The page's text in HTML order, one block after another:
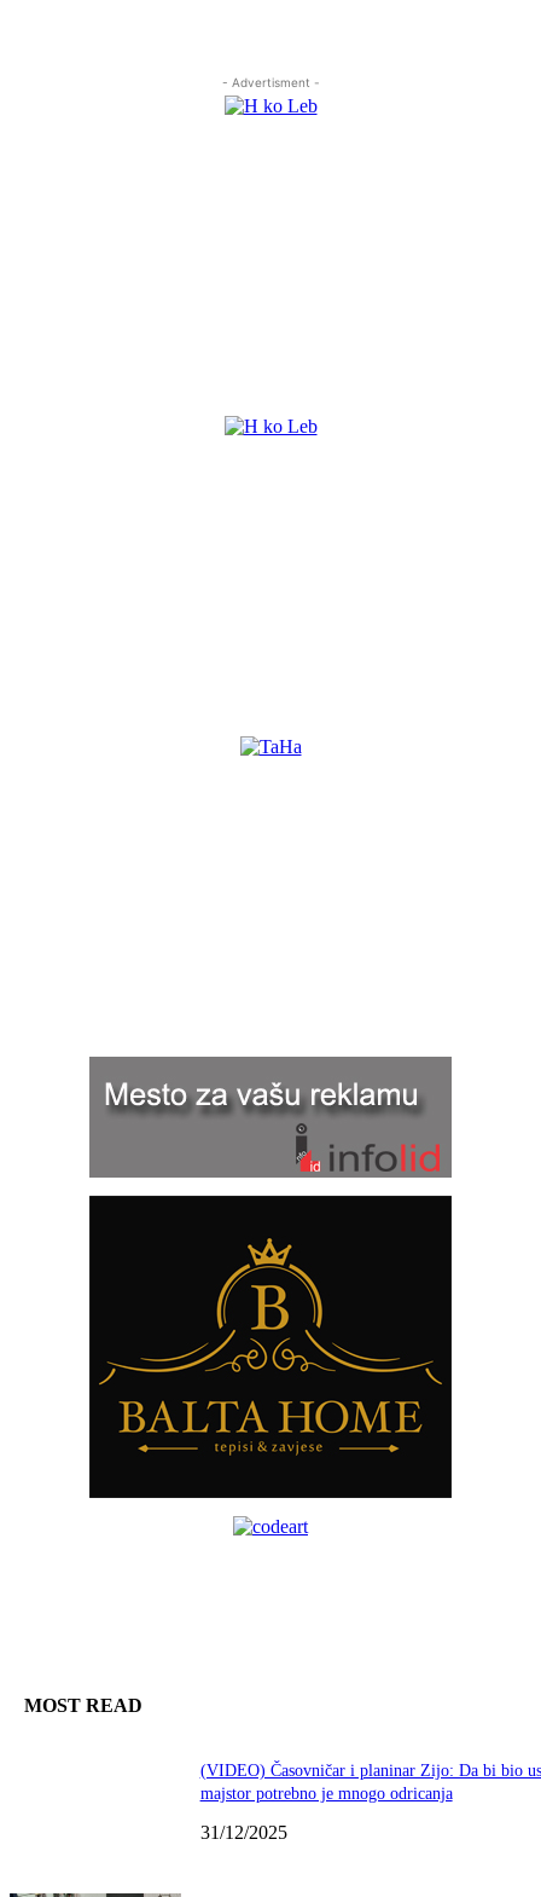
- Advertisment -
MOST READ
(VIDEO) Časovničar i planinar Zijo: Da bi bio
majstor potrebno je mnogo odricanja
31/12/2025